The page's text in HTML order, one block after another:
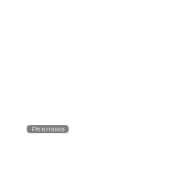
Реклама